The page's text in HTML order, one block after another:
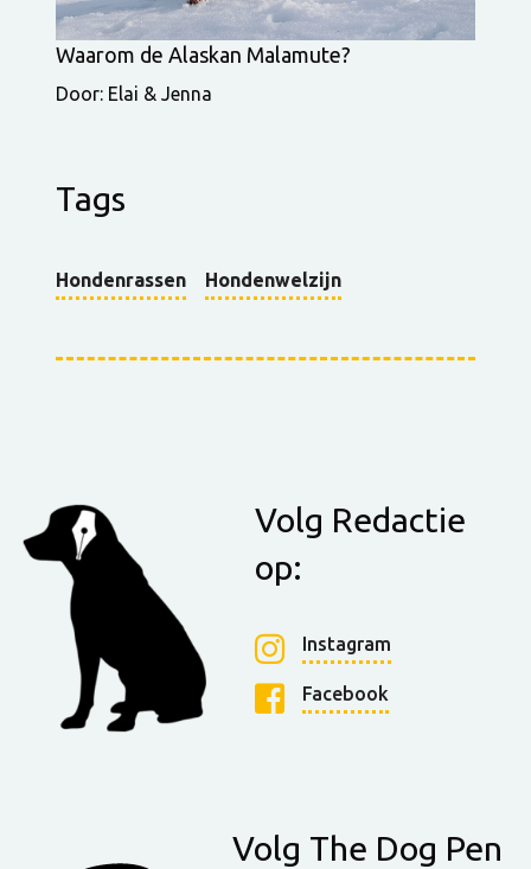
Waarom de Alaskan Malamute?
Door: Elai & Jenna
Tags
Hondenrassen Hondenwelzijn
Volg Redactie
op:
Instagram
Facebook
Volg The Dog Pen